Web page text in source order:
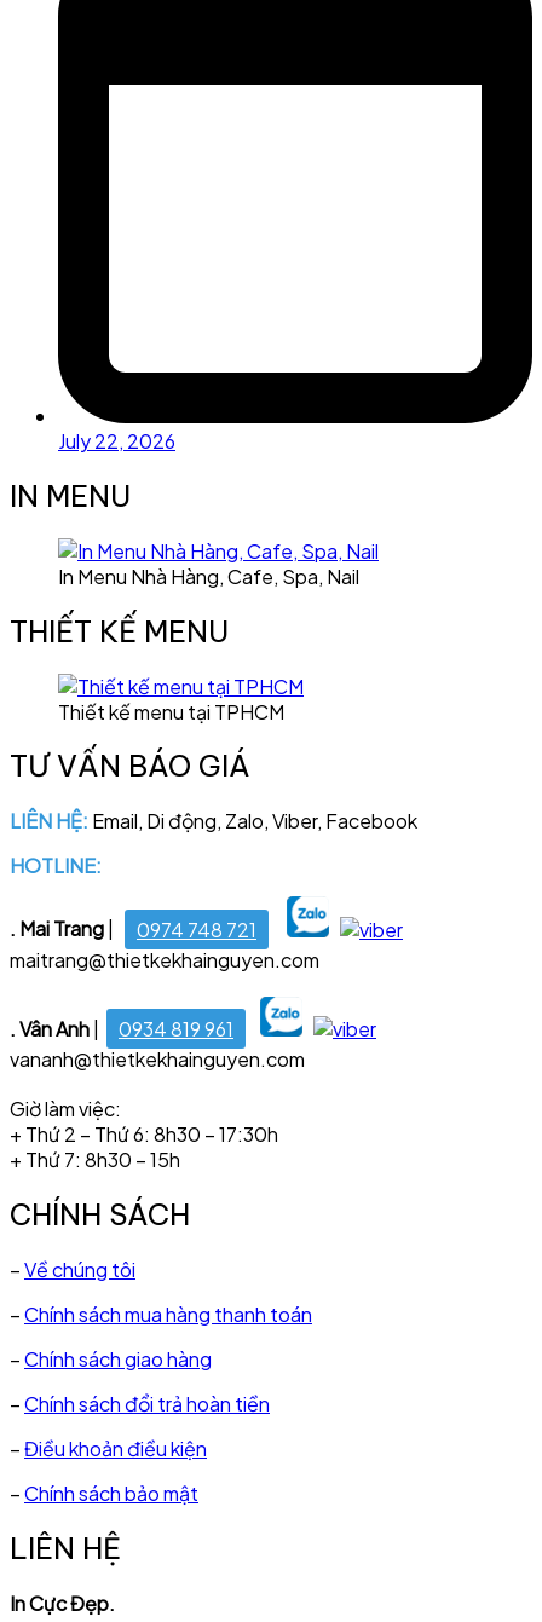
July 22, 2026
IN MENU
In Menu Nhà Hàng, Cafe, Spa, Nail
THIẾT KẾ MENU
Thiết kế menu tại TPHCM
TƯ VẤN BÁO GIÁ
LIÊN HỆ: Email, Di động, Zalo, Viber, Facebook
HOTLINE:
. Mai Trang
0974 748 721
maitrang@thietkekhainguyen.com
. Vân Anh
0934 819 961
vananh@thietkekhainguyen.com
Giờ làm việc:
+ Thứ 2 – Thứ 6: 8h30 – 17:30h
+ Thứ 7: 8h30 – 15h
CHÍNH SÁCH
–Về chúng tôi
–Chính sách mua hàng thanh toán
–Chính sách giao hàng
–Chính sách đổi trả hoàn tiền
–Điều khoản điều kiện
–Chính sách bảo mật
LIÊN HỆ
In Cực Đẹp.